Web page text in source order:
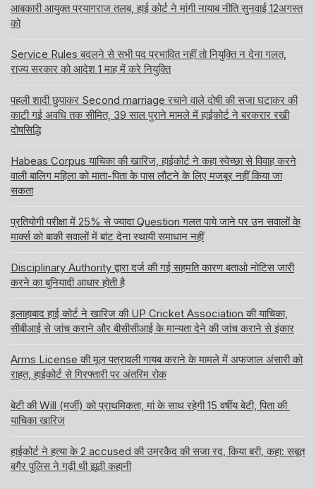
आबकारी आयुक्त प्रयागराज तलब, हाई कोर्ट ने मांगी नायाब नीति सुनवाई 12अगस्त
को
Service Rules बदलने से सभी पद प्रभावित नहीं तो नियुक्ति न देना गलत,
राज्य सरकार को आदेश 1 माह में करे नियुक्ति
पहली शादी छुपाकर Second marriage रचाने वाले दोषी की सजा घटाकर की
काटी गई अवधि तक सीमित, 39 साल पुराने मामले में हाईकोर्ट ने बरकरार रखी
दोषसिद्धि
Habeas Corpus याचिका की खारिज, हाईकोर्ट ने कहा स्वेच्छा से विवाह करने
वाली बालिग महिला को माता-पिता के पास लौटने के लिए मजबूर नहीं किया जा
सकता
प्रतियोगी परीक्षा में 25% से ज्यादा Question गलत पाये जाने पर उन सवालों के
मार्क्स को बाकी सवालों में बांट देना स्थायी समाधान नहीं
Disciplinary Authority द्वारा दर्ज की गई सहमति कारण बताओ नोटिस जारी
करने का बुनियादी आधार होती है
इलाहाबाद हाई कोर्ट ने खारिज की UP Cricket Association की याचिका,
सीबीआई से जांच कराने और बीसीसीआई के मान्यता देने की जांच कराने से इंकार
Arms License की मूल पत्रावली गायब कराने के मामले में अफजाल अंसारी को
राहत, हाईकोर्ट से गिरफ्तारी पर अंतरिम रोक
बेटी की Will (मर्जी) को प्राथमिकता, मां के साथ रहेगी 15 वर्षीय बेटी, पिता की
याचिका खारिज
हाईकोर्ट ने हत्या के 2 accused की उम्रकैद की सजा रद, किया बरी, कहा: सबूत
बगैर पुलिस ने गढ़ी थी झूठी कहानी